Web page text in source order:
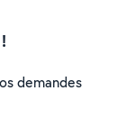
demandes